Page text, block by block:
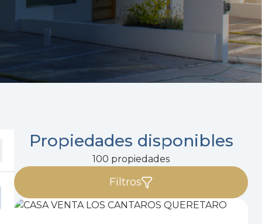
Propiedades disponibles
100 propiedades
Filtros